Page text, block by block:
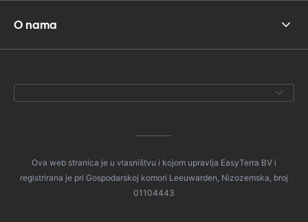
O nama
Ova web stranica je u vlasništvu i kojom upravlja EasyTerra BV i
registrirana je pri Gospodarskoj komori Leeuwarden, Nizozemska, broj
01104443